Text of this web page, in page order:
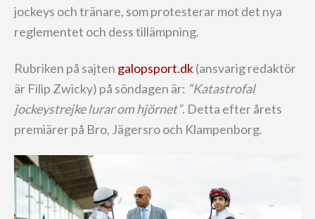
jockeys och tränare, som protesterar mot det nya
reglementet och dess tillämpning.
Rubriken på sajten galopsport.dk(ansvarig redaktör
är Filip Zwicky) på söndagen är: “Katastrofal
jockeystrejke lurar om hjörnet”. Detta efter årets
premiärer på Bro, Jägersro och Klampenborg.